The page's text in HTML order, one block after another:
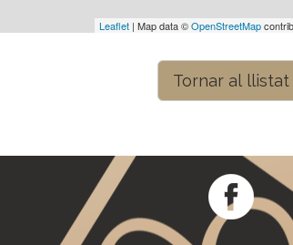
Leaflet | Map data ©OpenStreetMap
Tornar al llistat